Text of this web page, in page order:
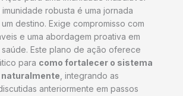
imunidade robusta é uma jornada
destino. Exige compromisso com
e uma abordagem proativa em
Este plano de ação oferece
para como fortalecer o sistema
, integrando as
anteriormente em passos